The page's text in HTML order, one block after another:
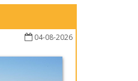
04-08-2026